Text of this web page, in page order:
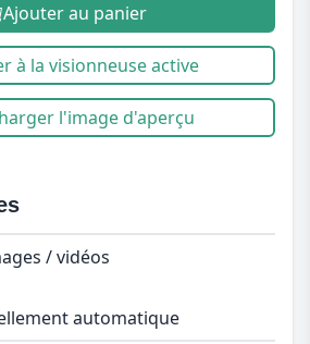
Ajouter au panier
à la visionneuse active
l'image d'aperçu
/ vidéos
automatique